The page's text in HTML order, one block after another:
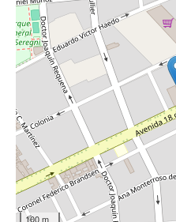
100 m